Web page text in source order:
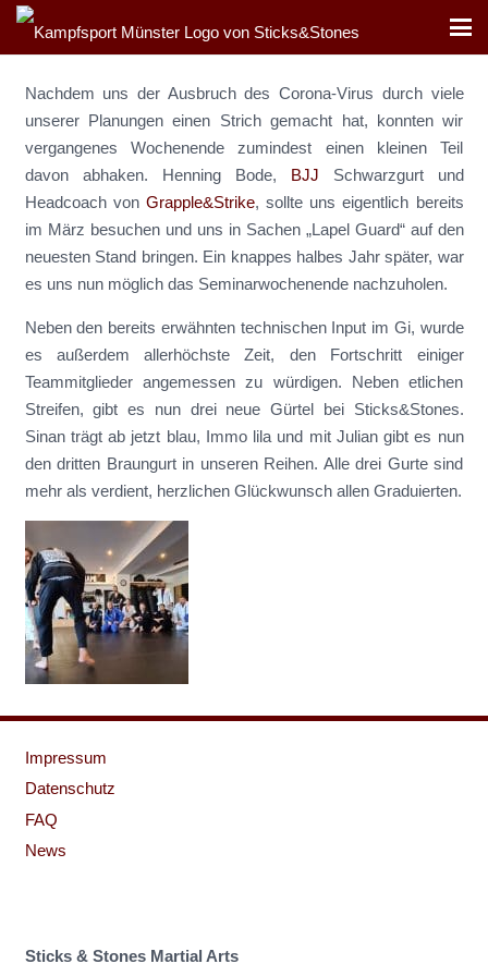
Nachdem uns der Ausbruch des Corona-Virus durch viele
unserer Planungen einen Strich gemacht hat, konnten wir
vergangenes Wochenende zumindest einen kleinen Teil
davon abhaken. Henning Bode, BJJ Schwarzgurt und
Headcoach von Grapple&Strike, sollte uns eigentlich bereits
im März besuchen und uns in Sachen „Lapel Guard“ auf den
neuesten Stand bringen. Ein knappes halbes Jahr später, war
es uns nun möglich das Seminarwochenende nachzuholen.
Neben den bereits erwähnten technischen Input im Gi, wurde
es außerdem allerhöchste Zeit, den Fortschritt einiger
Teammitglieder angemessen zu würdigen. Neben etlichen
Streifen, gibt es nun drei neue Gürtel bei Sticks&Stones.
Sinan trägt ab jetzt blau, Immo lila und mit Julian gibt es nun
den dritten Braungurt in unseren Reihen. Alle drei Gurte sind
mehr als verdient, herzlichen Glückwunsch allen Graduierten.
Impressum
Datenschutz
FAQ
News
Sticks & Stones Martial Arts